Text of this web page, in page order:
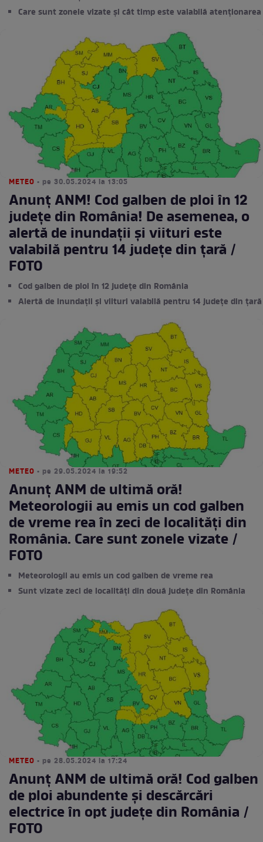
Care sunt zonele vizate și cât timp este valabilă atenționarea
METEO • pe 30.05.2024 la 13:05
Anunț ANM! Cod galben de ploi în 12
județe din România! De asemenea, o
alertă de inundații și viituri este
valabilă pentru 14 județe din țară /
FOTO
Cod galben de ploi în 12 județe din România
Alertă de inundații și viituri valabilă pentru 14 județe din țară
METEO • pe 29.05.2024 la 19:52
Anunț ANM de ultimă oră!
Meteorologii au emis un cod galben
de vreme rea în zeci de localități din
România. Care sunt zonele vizate /
FOTO
Meteorologii au emis un cod galben de vreme rea
Sunt vizate zeci de localități din două județe din România
METEO • pe 28.05.2024 la 17:24
Anunț ANM de ultimă oră! Cod galben
de ploi abundente şi descărcări
electrice în opt județe din România /
FOTO